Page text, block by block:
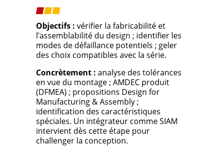
Objectifs : vérifier la fabricabilité et
l’assemblabilité du design ; identifier les
modes de défaillance potentiels ; geler
des choix compatibles avec la série.
Concrètement : analyse des tolérances
en vue du montage ; AMDEC produit
(DFMEA) ; propositions Design for
Manufacturing & Assembly ;
identification des caractéristiques
spéciales. Un intégrateur comme SIAM
intervient dès cette étape pour
challenger la conception.